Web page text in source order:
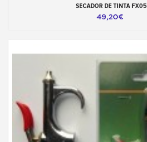
SECADOR DE TINTA FX05
49,20€